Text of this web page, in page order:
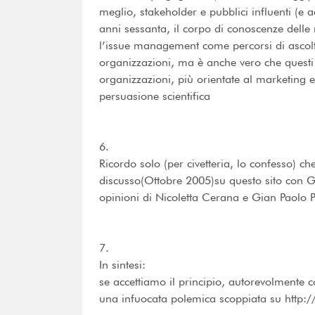
meglio, stakeholder e pubblici influenti (e
anni sessanta, il corpo di conoscenze
l’issue management come percorsi di
organizzazioni, ma è anche vero che
organizzazioni, più orientate al marketing
persuasione scientifica
6.
Ricordo solo (per civetteria, lo confesso)
discusso(Ottobre 2005)su questo sito con
opinioni di Nicoletta Cerana e Gian Paolo
7.
In sintesi:
se accettiamo il principio, autorevolmente
una infuocata polemica scoppiata su